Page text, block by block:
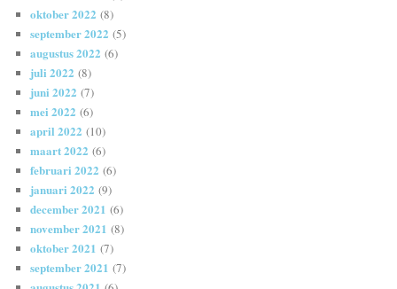
oktober 2022 (8)
september 2022 (5)
augustus 2022 (6)
juli 2022 (8)
juni 2022 (7)
mei 2022 (6)
april 2022 (10)
maart 2022 (6)
februari 2022 (6)
januari 2022 (9)
december 2021 (6)
november 2021 (8)
oktober 2021 (7)
september 2021 (7)